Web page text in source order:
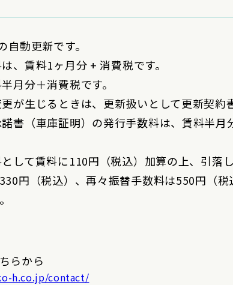
動更新です。
、賃料1ヶ月分 + 消費税です。
月分＋消費税です。
生じるときは、更新扱いとして更新契約書
書（車庫証明）の発行手数料は、賃料半月
して賃料に110円（税込）加算の上、引落し
円（税込）、再々振替手数料は550円（税
らから
h.co.jp/contact/